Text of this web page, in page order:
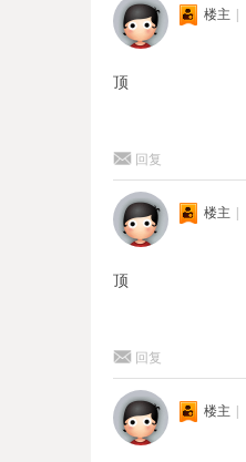
楼主 |
顶
回复
楼主 |
顶
回复
楼主 |